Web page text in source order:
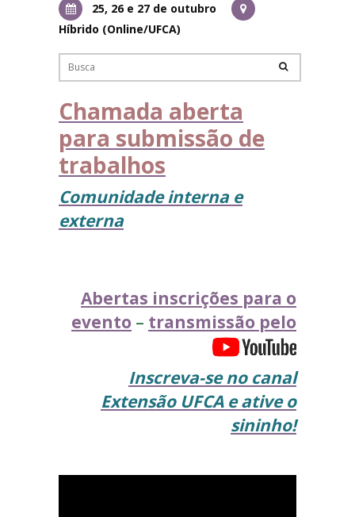
Melhores Vídeos
Melhores Trabalhos
Material de Apoio
Linha do tempo
Sites do ENEX
25, 26 e 27 de outubro
Híbrido (Online/UFCA)
Chamada aberta
para submissão de
trabalhos
Comunidade interna e
externa
Abertas inscrições para o
evento – transmissão pelo
Inscreva-se no canal
Extensão UFCA e ative o
sininho!